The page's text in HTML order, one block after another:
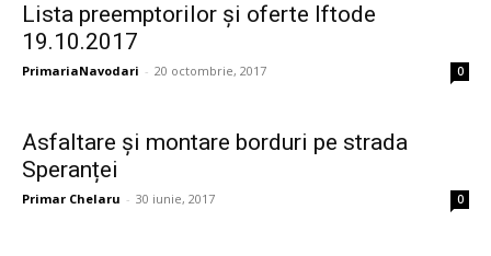
Lista preemptorilor și oferte Iftode
19.10.2017
PrimariaNavodari - 20 octombrie, 2017 0
Asfaltare și montare borduri pe strada
Speranței
Primar Chelaru - 30 iunie, 2017 0